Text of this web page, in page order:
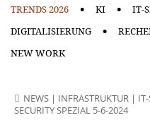
TRENDS 2026 KI
IT-
DIGITALISIERUNG
NEW WORK
NEWS | INFRASTRUKTUR |
SECURITY SPEZIAL 5-6-2024